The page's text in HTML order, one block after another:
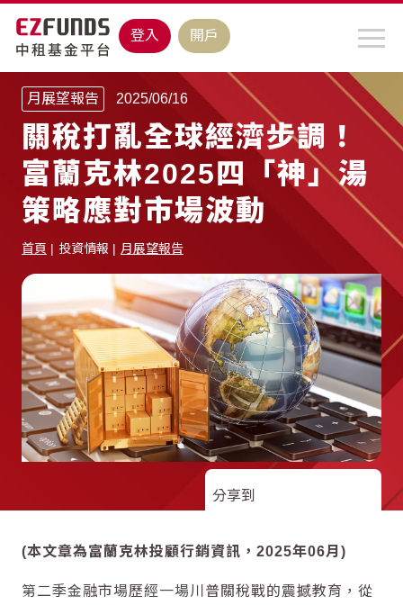
登入 開戶
月展望報告 2025/06/16
關稅打亂全球經濟步調！
富蘭克林2025四「神」湯
策略應對市場波動
首頁 投資情報 月展望報告
分享到
(本文章為富蘭克林投顧行銷資訊，2025年06月)
第二季金融市場歷經一場川普關稅戰的震撼教育，從